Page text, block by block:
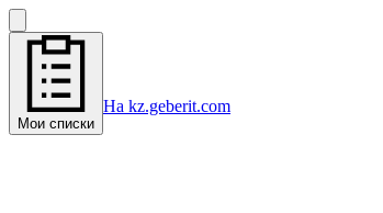
Мои списки
На kz.geberit.com